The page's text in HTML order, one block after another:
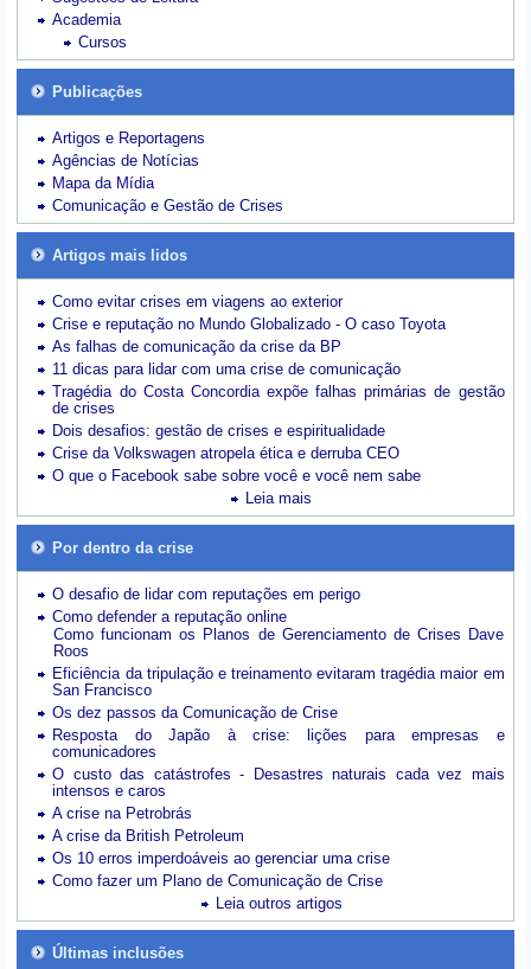
Academia
Cursos
Publicações
Artigos e Reportagens
Agências de Notícias
Mapa da Mídia
Comunicação e Gestão de Crises
Artigos mais lidos
Como evitar crises em viagens ao exterior
Crise e reputação no Mundo Globalizado - O caso Toyota
As falhas de comunicação da crise da BP
11 dicas para lidar com uma crise de comunicação
Tragédia do Costa Concordia expõe falhas primárias de gestão
de crises
Dois desafios: gestão de crises e espiritualidade
Crise da Volkswagen atropela ética e derruba CEO
O que o Facebook sabe sobre você e você nem sabe
Leia mais
Por dentro da crise
O desafio de lidar com reputações em perigo
Como defender a reputação online
Como funcionam os Planos de Gerenciamento de Crises Dave
Roos
Eficiência da tripulação e treinamento evitaram tragédia maior em
San Francisco
Os dez passos da Comunicação de Crise
Resposta do Japão à crise: lições para empresas e
comunicadores
O custo das catástrofes -
Desastres naturais cada vez mais
intensos e caros
A crise na Petrobrás
A crise da British Petroleum
Os 10 erros imperdoáveis ao gerenciar uma crise
Como fazer um Plano de Comunicação de Crise
Leia outros artigos
Últimas inclusões